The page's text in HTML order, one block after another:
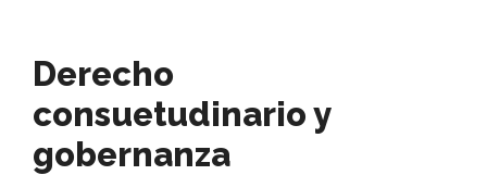
Derecho
consuetudinario y
gobernanza